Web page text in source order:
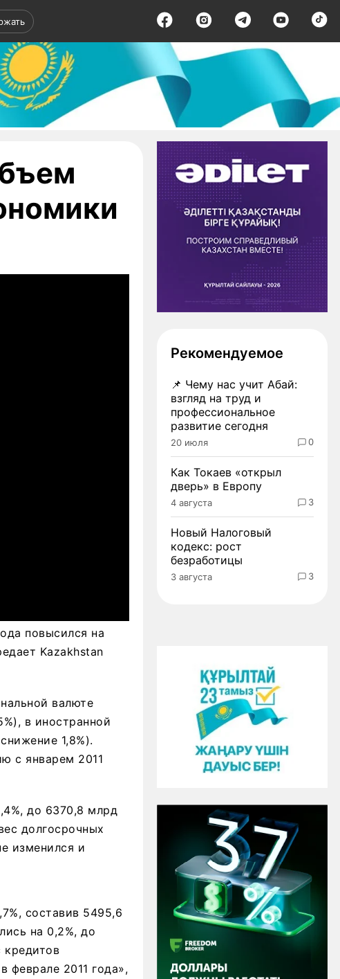
повысился на
Kazakhstan
валюте
в иностранной
1,8%).
с январем 2011
до 6370,8 млрд
долгосрочных
изменился и
составив 5495,6
на 0,2%, до
кредитов
феврале 2011 года»,
Рекомендуемое
📌 Чему нас учит Абай:
взгляд на труд и
профессиональное
развитие сегодня
20 июля 0
Как Токаев «открыл
дверь» в Европу
4 августа 3
Новый Налоговый
кодекс: рост
безработицы
3 августа 3